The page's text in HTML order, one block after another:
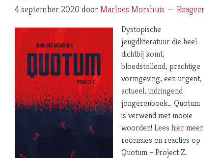
4 september 2020 doorMarloes Morshuis Reageer
Dystopische
jeugdliteratuur die heel
dichtbij komt,
bloedstollend, prachtige
vormgeving, een urgent,
actueel, indringend
jongerenboek… Quotum
is verwend met mooie
woorden! Lees hier meer
recensies en reacties op
Quotum – Project Z.